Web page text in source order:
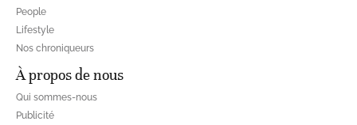
People
Lifestyle
Nos chroniqueurs
À propos de nous
Qui sommes-nous
Publicité